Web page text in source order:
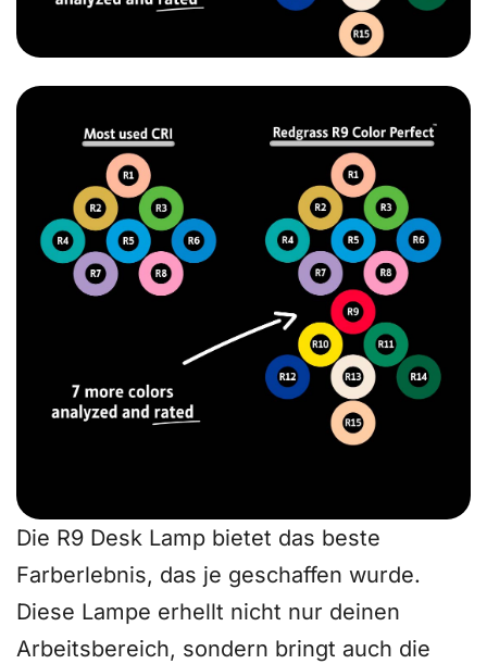
Die R9 Desk Lamp bietet das beste
Farberlebnis, das je geschaffen wurde.
Diese Lampe erhellt nicht nur deinen
Arbeitsbereich, sondern bringt auch die